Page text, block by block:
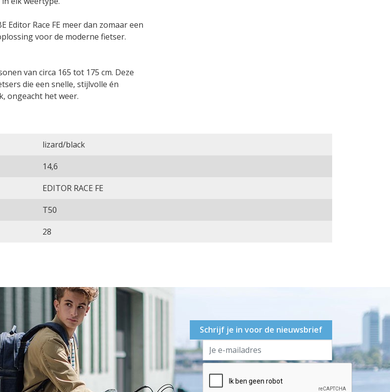
Editor Race FE meer dan zomaar een
voor de moderne fietser.
van circa 165 tot 175 cm. Deze
die een snelle, stijlvolle én
ongeacht het weer.
lizard/black
14,6
EDITOR RACE FE
T50
28
Schrijf je in voor de nieuwsbrief